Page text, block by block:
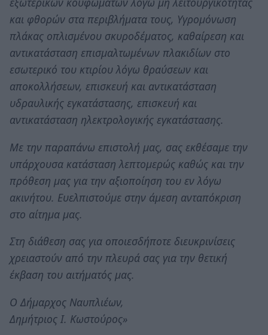
και φθορών στα περιβλήματα τους, Υγρομόνωση
πλάκας οπλισμένου σκυροδέματος, καθαίρεση και
αντικατάσταση επισμαλτωμένων πλακιδίων στο
εσωτερικό του κτιρίου λόγω θραύσεων και
αποκολλήσεων, επισκευή και αντικατάσταση
υδραυλικής εγκατάστασης, επισκευή και
αντικατάσταση ηλεκτρολογικής εγκατάστασης.
Με την παραπάνω επιστολή μας, σας εκθέσαμε την
υπάρχουσα κατάσταση λεπτομερώς καθώς και την
πρόθεση μας για την αξιοποίηση του εν λόγω
ακινήτου. Ευελπιστούμε στην άμεση ανταπόκριση
στο αίτημα μας.
Στη διάθεση σας για οποιεσδήποτε διευκρινίσεις
χρειαστούν από την πλευρά σας για την θετική
έκβαση του αιτήματός μας.
Ο Δήμαρχος Ναυπλιέων,
Δημήτριος Ι. Κωστούρος»